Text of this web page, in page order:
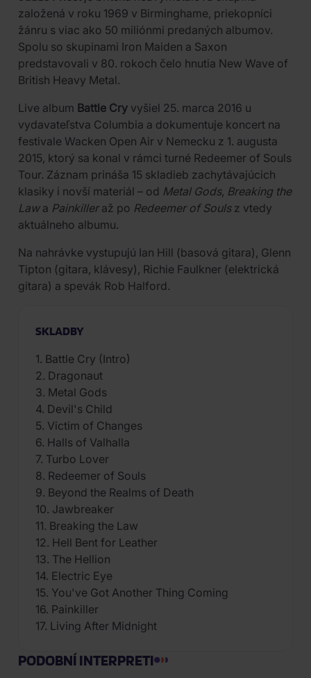
založená v roku 1969 v Birminghame, priekopníci
žánru s viac ako 50 miliónmi predaných albumov.
Spolu so skupinami Iron Maiden a Saxon
predstavovali v 80. rokoch čelo hnutia New Wave of
British Heavy Metal.
Live album Battle Cry vyšiel 25. marca 2016 u
vydavateľstva Columbia a dokumentuje koncert na
festivale Wacken Open Air v Nemecku z 1. augusta
2015, ktorý sa konal v rámci turné Redeemer of Souls
Tour. Záznam prináša 15 skladieb zachytávajúcich
klasiky i novší materiál – od Metal Gods, Breaking the
Lawa Painkilleraž po Redeemer of Soulsz vtedy
aktuálneho albumu.
Na nahrávke vystupujú Ian Hill (basová gitara), Glenn
Tipton (gitara, klávesy), Richie Faulkner (elektrická
gitara) a spevák Rob Halford.
SKLADBY
1. Battle Cry (Intro)
2. Dragonaut
3. Metal Gods
4. Devil's Child
5. Victim of Changes
6. Halls of Valhalla
7. Turbo Lover
8. Redeemer of Souls
9. Beyond the Realms of Death
10. Jawbreaker
11. Breaking the Law
12. Hell Bent for Leather
13. The Hellion
14. Electric Eye
15. You've Got Another Thing Coming
16. Painkiller
17. Living After Midnight
PODOBNÍ INTERPRETI